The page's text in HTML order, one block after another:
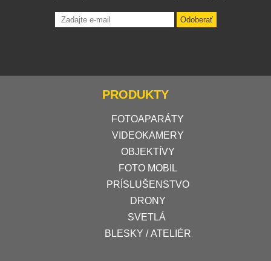
Odoberať
PRODUKTY
FOTOAPARÁTY
VIDEOKAMERY
OBJEKTÍVY
FOTO MOBIL
PRÍSLUŠENSTVO
DRONY
SVETLÁ
BLESKY / ATELIÉR